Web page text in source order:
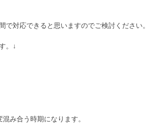
対応できると思いますのでご検討ください。
。↓
み合う時期になります。